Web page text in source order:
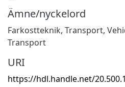
Ämne/nyckelord
Farkostteknik, Transport,
Transport
URI
https://hdl.handle.net/